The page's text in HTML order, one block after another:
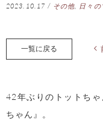
2023.10.17 / その他 日々の
一覧に戻る
42年ぶりのトットち
ちゃん』。